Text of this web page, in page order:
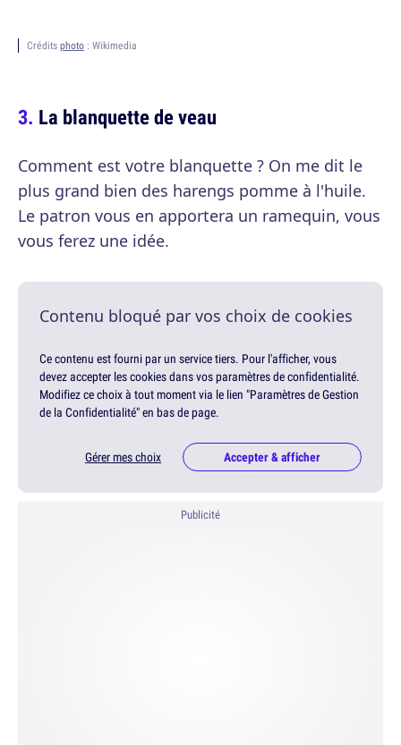
Crédits photo : Wikimedia
La blanquette de veau
Comment est votre blanquette ? On me dit le
plus grand bien des harengs pomme à l'huile.
Le patron vous en apportera un ramequin, vous
vous ferez une idée.
Contenu bloqué par vos choix de cookies
Ce contenu est fourni par un service tiers. Pour l'afficher, vous
devez accepter les cookies dans vos paramètres de confidentialité.
Modifiez ce choix à tout moment via le lien "Paramètres de Gestion
de la Confidentialité" en bas de page.
Gérer mes choix Accepter & afficher
Publicité